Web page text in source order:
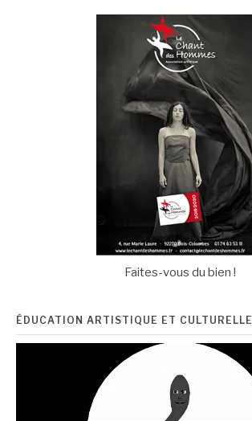
Faites-vous du bien !
ÉDUCATION ARTISTIQUE ET CULTURELLE